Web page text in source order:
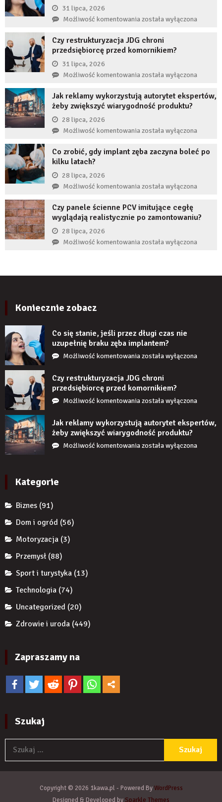
31 lipca, 2026
Możliwość komentowaniaCo
stanie,
jeśli
długi
uzupełnię
implantem?
została wyłączona
Czy restrukturyzacja JDG chroni
przedsiębiorcę przed komornikiem?
31 lipca, 2026
Możliwość komentowaniaCzy
JDG
chroni
przed
komornikiem?
została wyłączona
Jak reklamy wykorzystują autorytet ekspertów,
żeby zwiększyć wiarygodność produktu?
28 lipca, 2026
Możliwość komentowaniaJak
wykorzystują
żeby
zwiększyć
wiarygodność
produktu?
została wyłączona
Co zrobić, gdy implant zęba zaczyna boleć po
kilku latach?
28 lipca, 2026
Możliwość komentowaniaCo
gdy
implant
zaczyna
została wyłączona
Czy panele ścienne PCV imitujące cegłę
wyglądają realistycznie po zamontowaniu?
28 lipca, 2026
Możliwość komentowaniaCzy
zamontowaniu?
została wyłączona
Koniecznie zobacz
Co się stanie, jeśli przez długi czas nie
uzupełnię braku zęba implantem?
Możliwość komentowaniaCo
stanie,
jeśli
przez
czas
nie
uzupełnię
braku
została wyłączona
Czy restrukturyzacja JDG chroni
przedsiębiorcę przed komornikiem?
Możliwość komentowaniaCzy
JDG
chroni
przedsiębiorcę
została wyłączona
Jak reklamy wykorzystują autorytet ekspertów,
żeby zwiększyć wiarygodność produktu?
Możliwość komentowaniaJak
została wyłączona
Kategorie
Biznes (91)
Dom i ogród (56)
Motoryzacja (3)
Przemysł (88)
Sport i turystyka (13)
Technologia (74)
Uncategorized (20)
Zdrowie i uroda (449)
Zapraszamy na
Szukaj
Copyright © 2026 1kawa.pl - Powered ByWordPress
Designed & Developed by Sparkle Themes